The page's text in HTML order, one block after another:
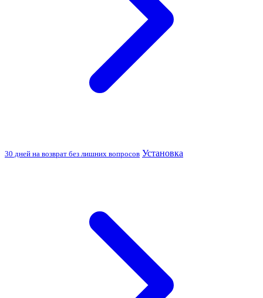
30 дней на возврат без лишних вопросов Установка